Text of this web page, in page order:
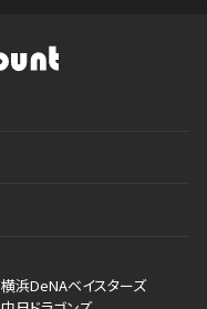
横浜DeNAベイスターズ